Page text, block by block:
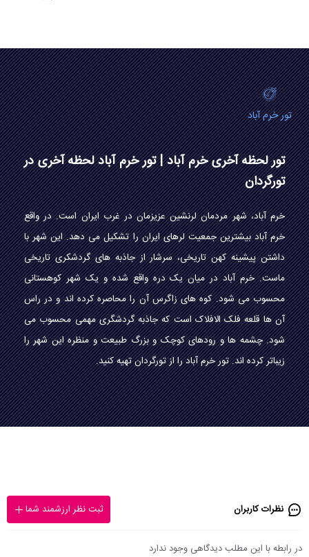
تور خرم آباد
تور لحظه آخری خرم آباد | تور خرم آباد لحظه آخری در
تورگردان
خرم آباد، شهر مردمان لرنشین عزیزمان در غرب ایران است. در واقع
خرم آباد بیشترین جمعیت لرهای ایران را تشکیل می دهد. این شهر با
داشتن پیشینه کهن تاریخی، سرشار از جاذبه های گردشکری تاریخی
ماست. خرم آباد در میان یک دره واقع شده و یک شهر کوهستانی
محسوب می شود. کوه های زاگرس آن را محاصره کرده اند و در راس
آن ها قلعه فلک الافلاک است که جاذبه گردشگری مهمی محسوب می
شود. چشمه ها و رودهای کوچک و بزرگ طبیعت و منظره این شهر را
زیباتر کرده اند. تور خرم آباد را از تورگردان تهیه کنید.
نظرات کاربران ثبت نظر ارزشمند شما
در رابطه با این مطلب دیدگاهی وجود ندارد